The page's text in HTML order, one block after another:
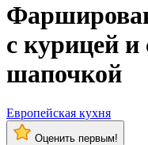
с курицей
шапочкой
Европейская кухня
Оценить первым!